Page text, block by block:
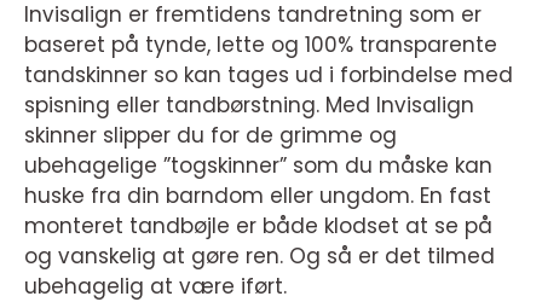
Invisalign er fremtidens tandretning som er
baseret på tynde, lette og 100% transparente
tandskinner so kan tages ud i forbindelse med
spisning eller tandbørstning. Med Invisalign
skinner slipper du for de grimme og
ubehagelige ”togskinner” som du måske kan
huske fra din barndom eller ungdom. En fast
monteret tandbøjle er både klodset at se på
og vanskelig at gøre ren. Og så er det tilmed
ubehagelig at være iført.